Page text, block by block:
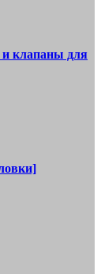
и клапаны для